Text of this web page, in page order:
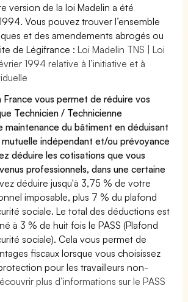
version de la loi Madelin a été
Vous pouvez trouver l’ensemble
et des amendements abrogés ou
de Légifrance :Loi Madelin TNS | Loi
1994 relative à l’initiative et à
France vous permet de réduire vos
Technicien / Technicienne
du bâtiment en déduisant
indépendant et/ou prévoyance
déduire les cotisations que vous
professionnels, dans une certaine
déduire jusqu'à 3,75 % de votre
imposable, plus 7 % du plafond
sociale. Le total des déductions est
à 3 % de huit fois le PASS (Plafond
sociale). Cela vous permet de
fiscaux lorsque vous choisissez
pour les travailleurs non-
plus d’informations sur le PASS